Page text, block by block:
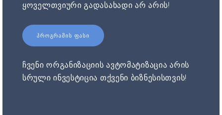
ყოველთვიური გადასახადი არ არის!
ᲞᲠᲝᲒᲠᲐᲛᲘᲡ ᲤᲐᲡᲘ
ჩვენი ორგანიზაციის ავტომატიზაცია არის
სრული ინვესტიცია თქვენი ბიზნესისთვის!